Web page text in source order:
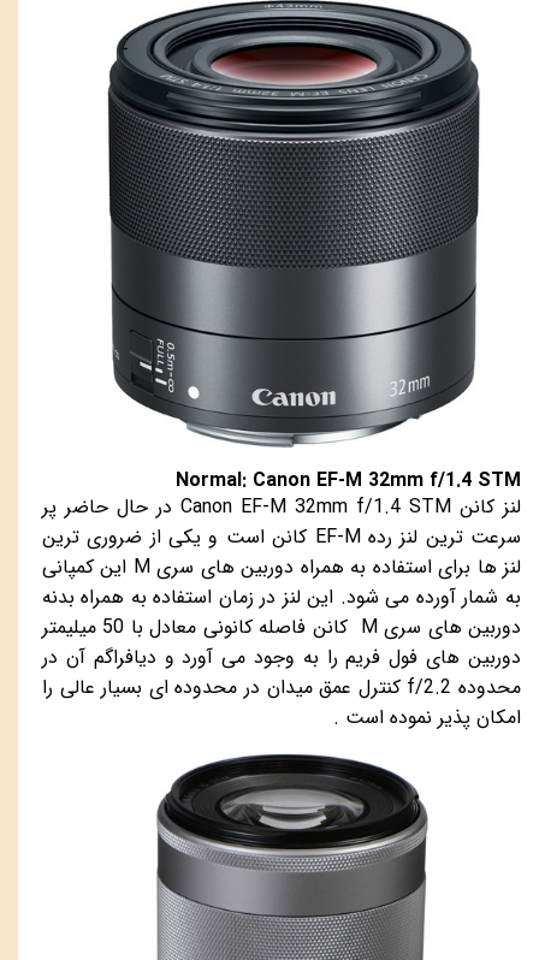
Normal: Canon EF-M 32mm f/1.4 STM
لنز کانن Canon EF-M 32mm f/1.4 STM در حال حاضر پر
سرعت ترین لنز ردهEF-M کانن است و یکی از ضروری ترین
لنز ها برای استفاده به همراه دوربین های سریM این کمپانی
به شمار آورده می شود. این لنز در زمان استفاده به همراه بدنه
دوربین های سریM
کانن فاصله کانونی معادل با 50 میلیمتر
دوربین های فول فریم را به وجود می آورد و دیافراگم آن در
محدوده f/2.2 کنترل عمق میدان در محدوده ای بسیار عالی را
امکان پذیر نموده است .